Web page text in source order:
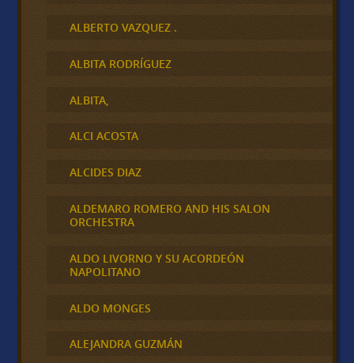
ALBERTO VAZQUEZ .
ALBITA RODRÍGUEZ
ALBITA,
ALCI ACOSTA
ALCIDES DIAZ
ALDEMARO ROMERO AND HIS SALON
ORCHESTRA
ALDO LIVORNO Y SU ACORDEÓN
NAPOLITANO
ALDO MONGES
ALEJANDRA GUZMÁN